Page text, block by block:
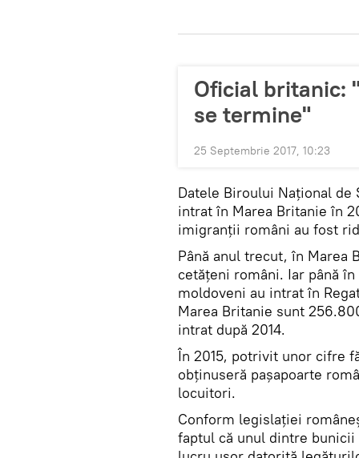
Oficial britanic:
se termine"
25 Septembrie 2017, 10:23
Datele Biroului Național
intrat în Marea Britanie în
imigranţii români au fost
Până anul trecut, în Marea
cetățeni români. Iar până
moldoveni au intrat în
Marea Britanie sunt
intrat după 2014.
În 2015, potrivit unor cifre
obţinuseră pașapoarte
locuitori.
Conform legislației
faptul că unul dintre bunicii